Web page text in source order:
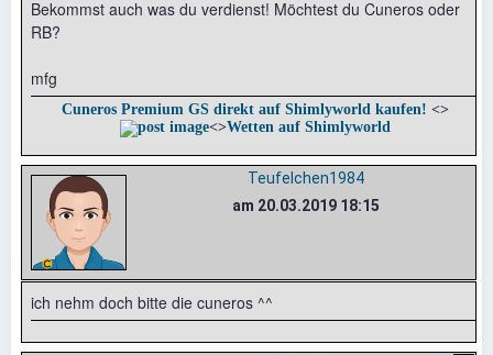
Bekommst auch was du verdienst! Möchtest du Cuneros oder
RB?
mfg
Cuneros Premium GS direkt auf Shimlyworld kaufen! <>
<>Wetten auf Shimlyworld
Teufelchen1984
am 20.03.2019 18:15
ich nehm doch bitte die cuneros ^^